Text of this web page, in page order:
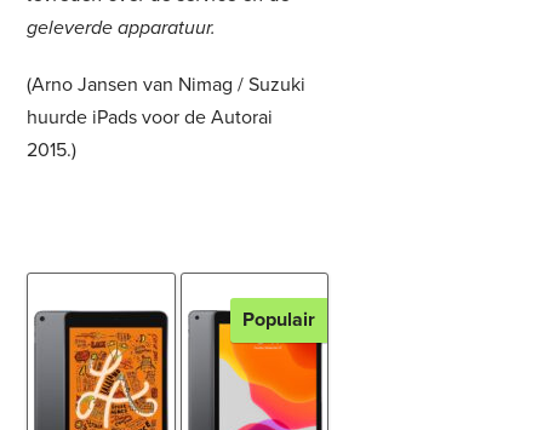
geleverde apparatuur.
(Arno Jansen van Nimag / Suzuki
huurde iPads voor de Autorai
2015.)
Populair